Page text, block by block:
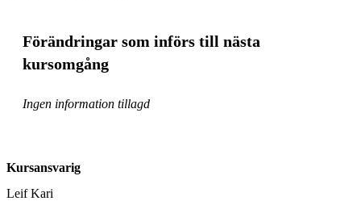
Förändringar som införs till nästa
kursomgång
Ingen information tillagd
Kursansvarig
Leif Kari